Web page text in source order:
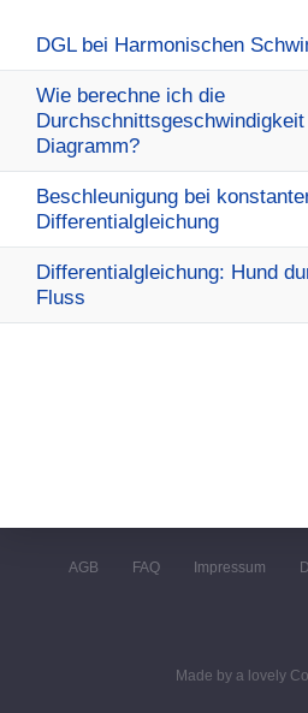
DGL bei Harmonischen
Wie berechne ich die
Diagramm?
Beschleunigung bei
Differentialgleichung
Differentialgleichung: Hund
Fluss
AGB FAQ Impressum
Made by a lovely